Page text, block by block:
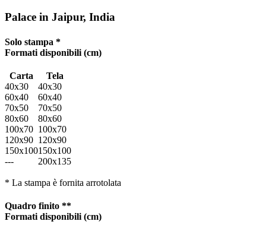
Palace in Jaipur, India
Solo stampa *
Formati disponibili (cm)
Carta
Tela
40x30
40x30
60x40
60x40
70x50
70x50
80x60
80x60
100x70 100x70
120x90 120x90
150x100150x100
---
200x135
* La stampa è fornita arrotolata
Quadro finito **
Formati disponibili (cm)